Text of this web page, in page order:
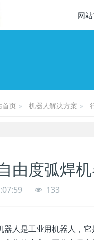
网
首页 机器人解决方案
由度弧焊
133
器人是工业用机器人，